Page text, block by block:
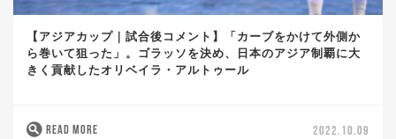
【アジアカップ｜試合後コメント】「カーブをかけて外側か
ら巻いて狙った」。ゴラッソを決め、日本のアジア制覇に大
きく貢献したオリベイラ・アルトゥール
READ MORE 2022.10.09